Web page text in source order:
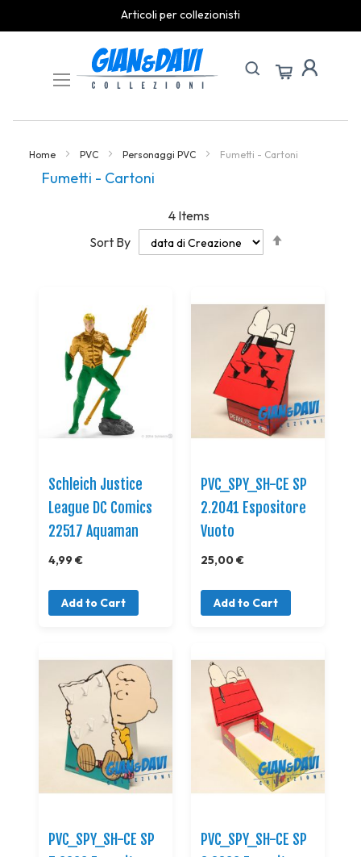
Articoli per collezionisti
Content
Home PVC Personaggi PVC Fumetti - Cartoni
Fumetti - Cartoni
4Items
Sort By
Schleich Justice
League DC Comics
22517 Aquaman
4,99 €
Add to Cart
PVC_SPY_SH-CE SP
2.2041 Espositore
Vuoto
25,00 €
Add to Cart
PVC_SPY_SH-CE SP
PVC_SPY_SH-CE SP